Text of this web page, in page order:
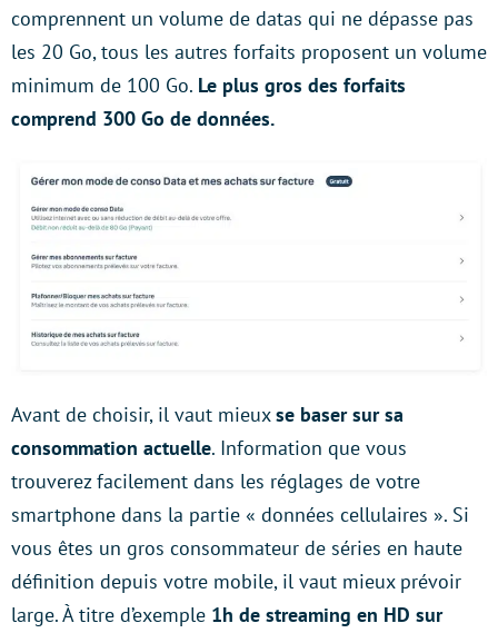
comprennent un volume de datas qui ne dépasse pas
les 20 Go, tous les autres forfaits proposent un volume
minimum de 100 Go. Le plus gros des forfaits
comprend 300 Go de données.
Avant de choisir, il vaut mieuxse baser sur sa
consommation actuelle. Information que vous
trouverez facilement dans les réglages de votre
smartphone dans la partie « données cellulaires ». Si
vous êtes un gros consommateur de séries en haute
définition depuis votre mobile, il vaut mieux prévoir
large. À titre d’exemple 1h de streaming en HD sur